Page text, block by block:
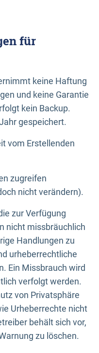
für
keine Haftung
und keine Garantie
kein Backup.
gespeichert.
vom Erstellenden
zugreifen
nicht verändern).
zur Verfügung
nicht missbräuchlich
Handlungen zu
urheberrechtliche
Ein Missbrauch wird
verfolgt werden.
von Privatsphäre
Urheberrechte nicht
behält sich vor,
zu löschen.